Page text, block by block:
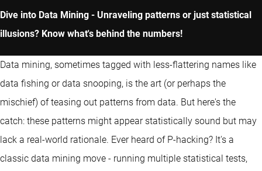
Dive into Data Mining - Unraveling patterns or just statistical
illusions? Know what's behind the numbers!
Data mining, sometimes tagged with less-flattering names like
data fishing or data snooping, is the art (or perhaps the
mischief) of teasing out patterns from data. But here's the
catch: these patterns might appear statistically sound but may
lack a real-world rationale. Ever heard of P-hacking? It's a
classic data mining move - running multiple statistical tests,